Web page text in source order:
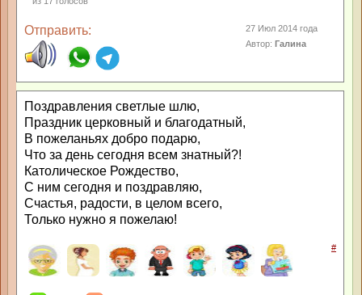
Отправить:
27 Июл 2014 года
Автор:Галина
Поздравления светлые шлю,
Праздник церковный и благодатный,
В пожеланьях добро подарю,
Что за день сегодня всем знатный?!
Католическое Рождество,
С ним сегодня и поздравляю,
Счастья, радости, в целом всего,
Только нужно я пожелаю!
#